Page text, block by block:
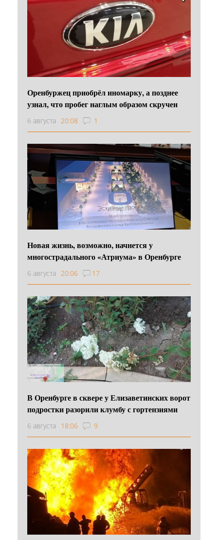
Оренбуржец приобрёл иномарку, а позднее
узнал, что пробег наглым образом скручен
6 августа 20:08 1
Новая жизнь, возможно, начнется у
многострадального «Атриума» в Оренбурге
6 августа 20:06 17
В Оренбурге в сквере у Елизаветинских ворот
подростки разорили клумбу с гортензиями
6 августа 18:06 9